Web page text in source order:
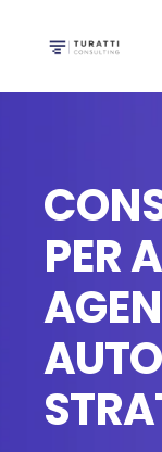
PER